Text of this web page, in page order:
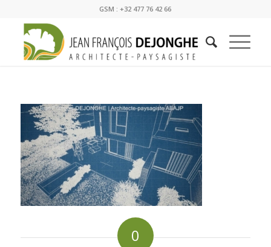
GSM : +32 477 76 42 66
0